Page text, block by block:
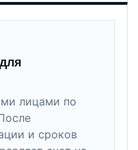
лицами по
и сроков